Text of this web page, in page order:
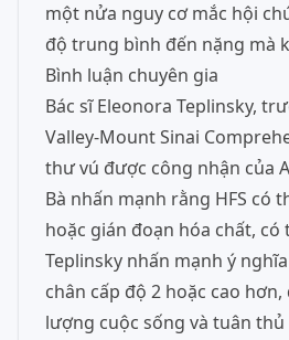
một nửa nguy cơ mắc hội
độ trung bình đến nặng mà
Bình luận chuyên gia
Bác sĩ Eleonora Teplinsky,
Valley-Mount Sinai
thư vú được công nhận của
Bà nhấn mạnh rằng HFS có
hoặc gián đoạn hóa chất,
Teplinsky nhấn mạnh ý
chân cấp độ 2 hoặc cao
lượng cuộc sống và tuân